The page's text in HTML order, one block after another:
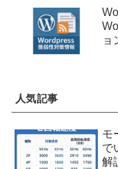
ョ
人気記事
モ
で
解